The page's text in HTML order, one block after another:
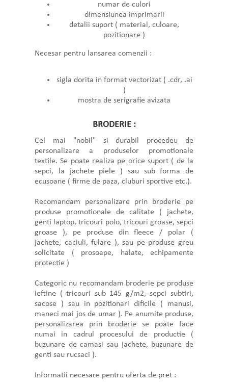
numar de culori
dimensiunea imprimarii
detalii suport ( material, culoare,
pozitionare )
Necesar pentru lansarea comenzii :
sigla dorita in format vectorizat ( .cdr, .ai
)
mostra de serigrafie avizata
BRODERIE :
Cel mai "nobil" si durabil procedeu de
personalizare a produselor promotionale
textile. Se poate realiza pe orice suport ( de la
sepci, la jachete piele ) sau sub forma de
ecusoane ( firme de paza, cluburi sportive etc.).
Recomandam personalizare prin broderie pe
produse promotionale de calitate ( jachete,
genti laptop, tricouri polo, tricouri groase, sepci
groase ), pe produse din fleece / polar (
jachete, caciuli, fulare ), sau pe produse greu
solicitate ( prosoape, halate, echipamente
protectie )
Categoric nu recomandam broderie pe produse
ieftine ( tricouri sub 145 g/m2, sepci subtiri,
sacose ) sau in pozitionari dificile ( manusi,
maneci mai jos de umar ). Pe anumite produse,
personalizarea prin broderie se poate face
numai in cadrul procesului de productie (
buzunare de camasi sau jachete, buzunare de
genti sau rucsaci ).
Informatii necesare pentru oferta de pret :